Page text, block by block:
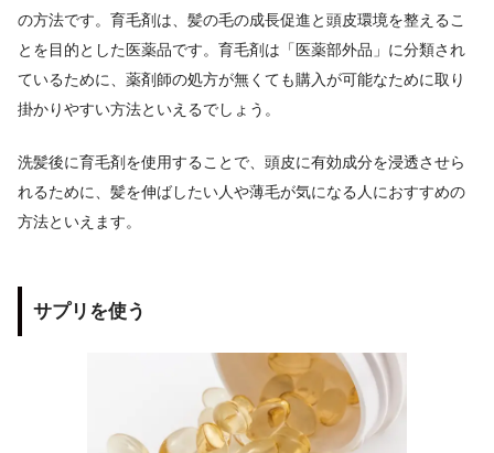
の方法です。育毛剤は、髪の毛の成長促進と頭皮環境を整えるこ
とを目的とした医薬品です。育毛剤は「医薬部外品」に分類され
ているために、薬剤師の処方が無くても購入が可能なために取り
掛かりやすい方法といえるでしょう。
洗髪後に育毛剤を使用することで、頭皮に有効成分を浸透させら
れるために、髪を伸ばしたい人や薄毛が気になる人におすすめの
方法といえます。
サプリを使う